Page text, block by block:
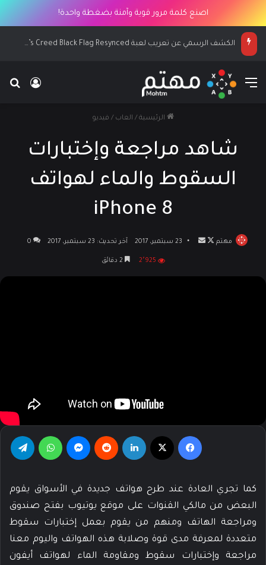
اصنع كلمة مرور قوية وآمنة بضغطة واحدة!
الكشف الرسمي عن تعريب لعبة Assassin’s Creed Black Flag Resynced
القائمة
الرئيسية / العاب / فيديو
شاهد مراجعة وإختبارات
السقوط والماء لهواتف
iPhone 8
مهتم
تابع أرسل 23 سبتمبر، 2017 آخر تحديث: 23 سبتمبر، 2017 0
2٬925
كما تجري العادة عند طرح هواتف جديدة في الأسواق يقوم
البعض من مالكي القنوات على موقع يوتيوب بفتح صندوق
ومراجعة الهاتف ومنهم من يقوم بعمل إختبارات سقوط
متعددة لمعرفة مدى قوة وصلابة هذه الهواتف واليوم معنا
مراجعة وإختبارات سقوط ومقاومة الماء لهواتف أيفون